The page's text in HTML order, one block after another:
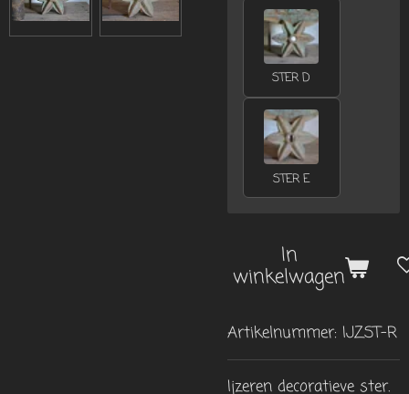
STER D
STER E
In
winkelwagen
Artikelnummer: IJZST-R
Ijzeren decoratieve ster.